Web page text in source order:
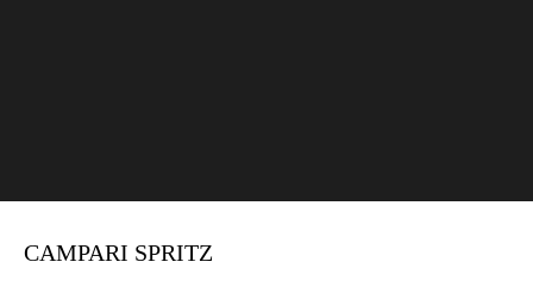
CAMPARI SPRITZ